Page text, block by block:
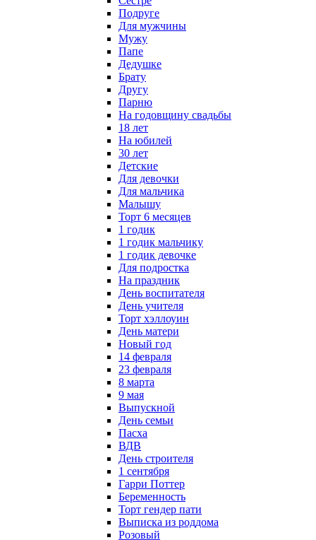
Подруге
Для мужчины
Мужу
Папе
Дедушке
Брату
Другу
Парню
На годовщину свадьбы
18 лет
На юбилей
30 лет
Детские
Для девочки
Для мальчика
Малышу
Торт 6 месяцев
1 годик
1 годик мальчику
1 годик девочке
Для подростка
На праздник
День воспитателя
День учителя
Торт хэллоуин
День матери
Новый год
14 февраля
23 февраля
8 марта
9 мая
Выпускной
День семьи
Пасха
ВДВ
День строителя
1 сентября
Гарри Поттер
Беременность
Торт гендер пати
Выписка из роддома
Розовый